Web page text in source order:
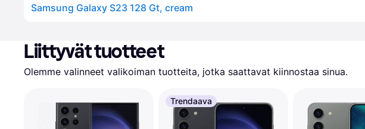
Samsung Galaxy S23 128 Gt, cream
Liittyvät tuotteet
Olemme valinneet valikoiman tuotteita, jotka saattavat kiinnostaa sinua.
Trendaava